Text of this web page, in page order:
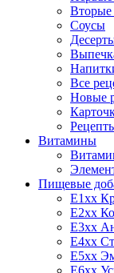
Вторые
Соусы
Все
Новые
Витамины
Пищевые
E1xx
E2xx
E3xx
E4xx
E5xx
E6xx